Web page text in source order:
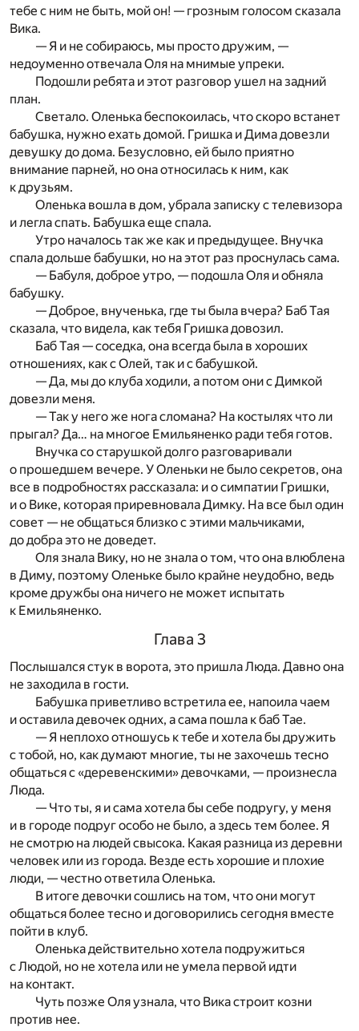
тебе с ним не быть, мой он! — грозным голосом сказала
Вика.
— Я и не собираюсь, мы просто дружим, —
недоуменно отвечала Оля на мнимые упреки.
Подошли ребята и этот разговор ушел на задний
план.
Светало. Оленька беспокоилась, что скоро встанет
бабушка, нужно ехать домой. Гришка и Дима довезли
девушку до дома. Безусловно, ей было приятно
внимание парней, но она относилась к ним, как
к друзьям.
Оленька вошла в дом, убрала записку с телевизора
и легла спать. Бабушка еще спала.
Утро началось так же как и предыдущее. Внучка
спала дольше бабушки, но на этот раз проснулась сама.
— Бабуля, доброе утро, — подошла Оля и обняла
бабушку.
— Доброе, внученька, где ты была вчера? Баб Тая
сказала, что видела, как тебя Гришка довозил.
Баб Тая — соседка, она всегда была в хороших
отношениях, как с Олей, так и с бабушкой.
— Да, мы до клуба ходили, а потом они с Димкой
довезли меня.
— Так у него же нога сломана? На костылях что ли
прыгал? Да… на многое Емильяненко ради тебя готов.
Внучка со старушкой долго разговаривали
о прошедшем вечере. У Оленьки не было секретов, она
все в подробностях рассказала: и о симпатии Гришки,
и о Вике, которая приревновала Димку. На все был один
совет — не общаться близко с этими мальчиками,
до добра это не доведет.
Оля знала Вику, но не знала о том, что она влюблена
в Диму, поэтому Оленьке было крайне неудобно, ведь
кроме дружбы она ничего не может испытать
к Емильяненко.
Глава 3
Послышался стук в ворота, это пришла Люда. Давно она
не заходила в гости.
Бабушка приветливо встретила ее, напоила чаем
и оставила девочек одних, а сама пошла к баб Тае.
— Я неплохо отношусь к тебе и хотела бы дружить
с тобой, но, как думают многие, ты не захочешь тесно
общаться с «деревенскими» девочками, — произнесла
Люда.
— Что ты, я и сама хотела бы себе подругу, у меня
и в городе подруг особо не было, а здесь тем более. Я
не смотрю на людей свысока. Какая разница из деревни
человек или из города. Везде есть хорошие и плохие
люди, — честно ответила Оленька.
В итоге девочки сошлись на том, что они могут
общаться более тесно и договорились сегодня вместе
пойти в клуб.
Оленька действительно хотела подружиться
с Людой, но не хотела или не умела первой идти
на контакт.
Чуть позже Оля узнала, что Вика строит козни
против нее.